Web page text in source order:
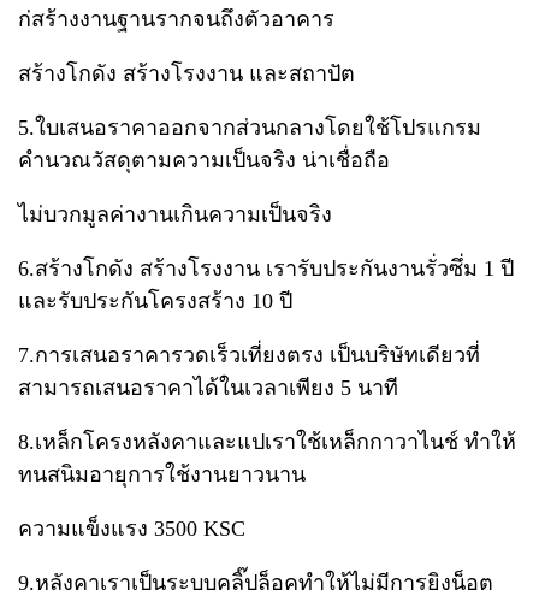
ก่สร้างงานฐานรากจนถึงตัวอาคาร
สร้างโกดัง สร้างโรงงาน และสถาปัต
5.ใบเสนอราคาออกจากส่วนกลาง​โดยใช้โปรแกรม
คำนวณวัสดุตามความเป็นจริง​ น่าเชื่อถือ​
ไม่บวกมูลค่างานเกินความเป็นจริง
6.สร้างโกดัง สร้างโรงงาน เรารับประกันงานรั่วซึ่ม​ 1 ปี​
และรับประกันโครงสร้าง​ 10 ปี
7.การเสนอราคารวดเร็วเที่ยงตรง​ เป็นบริษัทเดียวที่
สามารถเสนอราคาได้ในเวลาเพียง​ 5 นาที
8.เหล็กโครงหลังคาและแป​เราใช้เหล็กกาวาไนช์​ ทำให้
ทนสนิมอายุการใช้งานยาวนาน​
ความแข็งแรง​ 3500​ KSC
9.หลังคาเราเป็นระบบคลิ๊ปล็อคทำให้ไม่มีการยิงน็อต